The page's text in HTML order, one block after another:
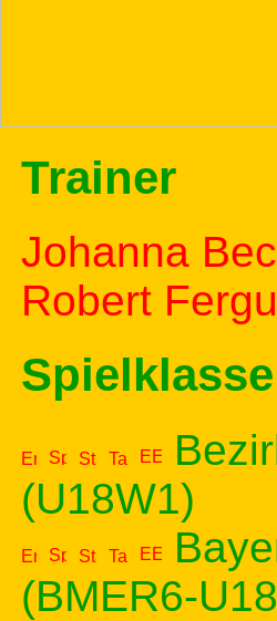
Trainer
Johanna
Robert
Spielklasse
(U18W1)
(BMER6-